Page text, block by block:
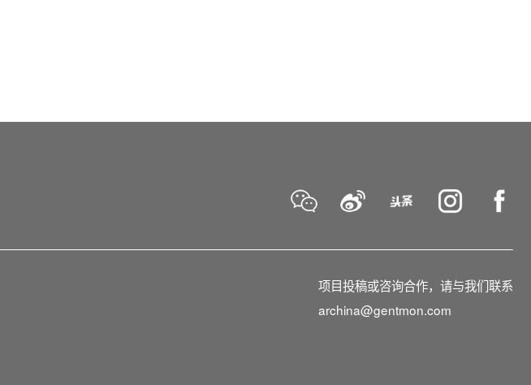
项目投稿或咨询合作，请与我们联系
archina@gentmon.com